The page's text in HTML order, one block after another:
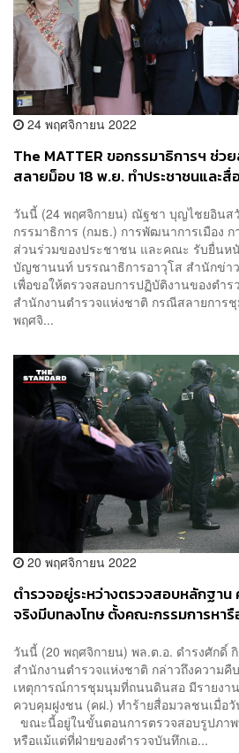
24 พฤศจิกายน 2022
The MATTER ขอกรรมาธิการฯ ช่ว
สลายม็อบ 18 พ.ย. ทำประชาชนและสื่
วันนี้ (24 พฤศจิกายน) ณัฐชา บุญไชยอินส
กรรมาธิการ (กมธ.) การพัฒนาการเมือง
ส่วนร่วมของประชาชน และคณะ รับยื่นห
บัญชานนท์ บรรณาธิการอาวุโส สำนักข่าว
เพื่อขอให้ตรวจสอบการปฏิบัติงานของตำ
สำนักงานตำรวจแห่งชาติ กรณีสลายการ
พฤศจิ...
20 พฤศจิกายน 2022
ตำรวจอยู่ระหว่างตรวจสอบหลักฐา
จริงมีบทลงโทษ ตั้งคณะกรรมการหา
วันนี้ (20 พฤศจิกายน) พล.ต.อ. ดำรงศักดิ์
สำนักงานตำรวจแห่งชาติ กล่าวถึงความคื
เหตุการณ์การชุมนุมที่ถนนดินสอ มีรายงา
ควบคุมฝูงชน (คฝ.) ทำร้ายสื่อมวลชนเมื่อ
ขณะนี้อยู่ในขั้นตอนการตรวจสอบรูปภาพ
หรือแม้แต่ที่ฝ่ายของตำรวจบันทึกเอ...